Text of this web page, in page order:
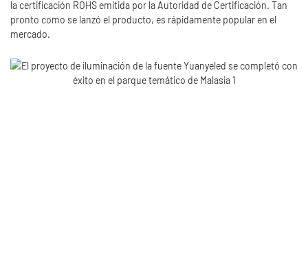
la certificación ROHS emitida por la Autoridad de Certificación. Tan
pronto como se lanzó el producto, es rápidamente popular en el
mercado.